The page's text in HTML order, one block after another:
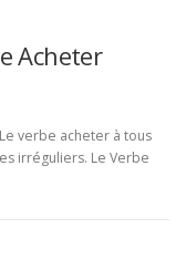
Acheter
verbe acheter à tous
irréguliers. Le Verbe